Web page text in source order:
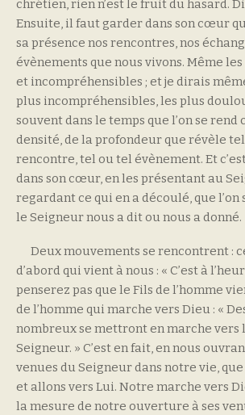
chrétien, rien n’est le fruit du hasard.
Ensuite, il faut garder dans son cœur
sa présence nos rencontres, nos
évènements que nous vivons. Même
et incompréhensibles ; et je dirais
plus incompréhensibles, les plus
souvent dans le temps que l’on se rend
densité, de la profondeur que révèle
rencontre, tel ou tel évènement. Et
dans son cœur, en les présentant au
regardant ce qui en a découlé, que l’on
le Seigneur nous a dit ou nous a donné.
Deux mouvements se rencontrent :
d’abord qui vient à nous : « C’est à
penserez pas que le Fils de l’homme
de l’homme qui marche vers Dieu : «
nombreux se mettront en marche vers
Seigneur. » C’est en fait, en nous
venues du Seigneur dans notre vie,
et allons vers Lui. Notre marche vers
la mesure de notre ouverture à ses